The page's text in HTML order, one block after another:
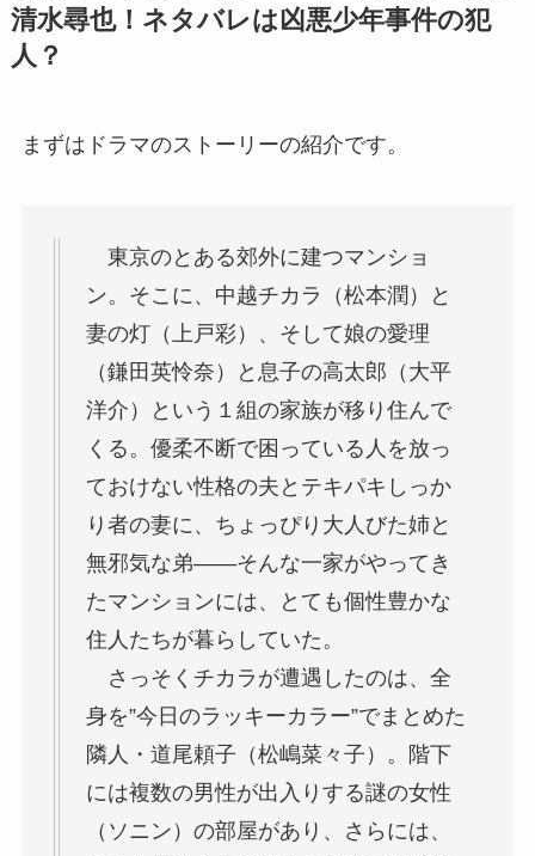
清水尋也！ネタバレは凶悪少年事件の犯
人？
まずはドラマのストーリーの紹介です。
東京のとある郊外に建つマンショ
ン。そこに、中越チカラ（松本潤）と
妻の灯（上戸彩）、そして娘の愛理
（鎌田英怜奈）と息子の高太郎（大平
洋介）という１組の家族が移り住んで
くる。優柔不断で困っている人を放っ
ておけない性格の夫とテキパキしっか
り者の妻に、ちょっぴり大人びた姉と
無邪気な弟――そんな一家がやってき
たマンションには、とても個性豊かな
住人たちが暮らしていた。
さっそくチカラが遭遇したのは、全
身を”今日のラッキーカラー”でまとめた
隣人・道尾頼子（松嶋菜々子）。階下
には複数の男性が出入りする謎の女性
（ソニン）の部屋があり、さらには、